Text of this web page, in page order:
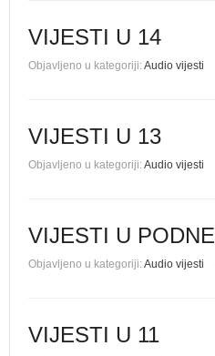
VIJESTI U 14
Objavljeno u kategoriji:Audio vijesti
VIJESTI U 13
Objavljeno u kategoriji:Audio vijesti
VIJESTI U PODNE
Objavljeno u kategoriji:Audio vijesti
VIJESTI U 11